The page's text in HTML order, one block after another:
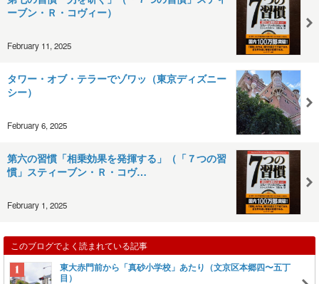
ーブン・Ｒ・コヴィー）
February 11, 2025
タワー・オブ・テラーでゾワッ（東京ディズニー
シー）
February 6, 2025
第六の習慣「相乗効果を発揮する」（「７つの習
慣」スティーブン・Ｒ・コヴ…
February 1, 2025
このブログでよく読まれている記事
東大赤門前から「真砂小学校」あたり（文京区本郷四〜五丁
目）